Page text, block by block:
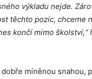
výkladu nejde.
těchto pozic, chceme
končí mimo školství,“
míněnou snahou,